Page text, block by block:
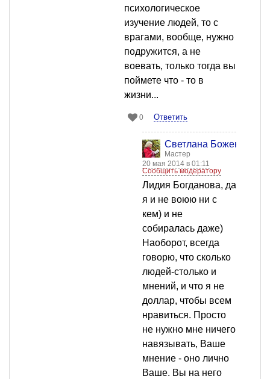
психологическое
изучение людей, то с
врагами, вообще, нужно
подружится, а не
воевать, только тогда вы
поймете что - то в
жизни...
0 Ответить
Светлана Боженкова
Мастер
20 мая 2014 в 01:11
Сообщить модератору
Лидия Богданова, да
я и не воюю ни с
кем) и не
собиралась даже)
Наоборот, всегда
говорю, что сколько
людей-столько и
мнений, и что я не
доллар, чтобы всем
нравиться. Просто
не нужно мне ничего
навязывать, Ваше
мнение - оно лично
Ваше. Вы на него